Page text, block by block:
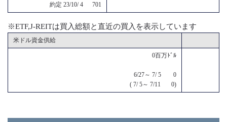
約定 23/10/ 4 701
※ETF,J-REITは買入総額と直近の買入を表示しています
米ドル資金供給
0百万ﾄﾞﾙ
6/27～ 7/ 5 0
( 7/ 5～ 7/11 0)